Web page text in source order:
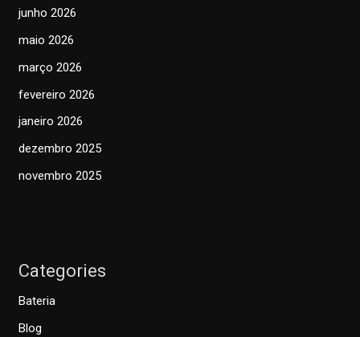
junho 2026
maio 2026
março 2026
fevereiro 2026
janeiro 2026
dezembro 2025
novembro 2025
Categories
Bateria
Blog